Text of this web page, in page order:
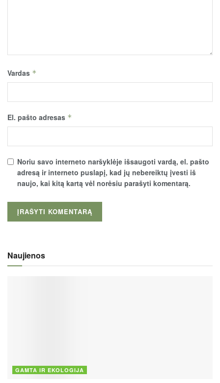
Vardas *
El. pašto adresas *
Noriu savo interneto naršyklėje išsaugoti vardą, el. pašto
adresą ir interneto puslapį, kad jų nebereiktų įvesti iš
naujo, kai kitą kartą vėl norėsiu parašyti komentarą.
Naujienos
GAMTA IR EKOLOGIJA